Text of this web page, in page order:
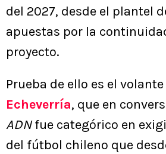
del 2027, desde el plantel
apuestas por la
proyecto.
Prueba de ello es el volante
Echeverría, que en
ADNfue categórico en
del fútbol chileno que